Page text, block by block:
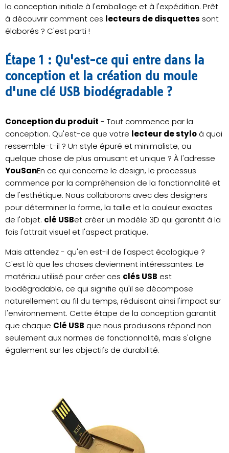
la conception initiale à l'emballage et à l'expédition. Prêt
à découvrir comment ces lecteurs de disquettes sont
élaborés ? C'est parti !
Étape 1 : Qu'est-ce qui entre dans la
conception et la création du moule
d'une clé USB biodégradable ?
Conception du produit - Tout commence par la
conception. Qu'est-ce que votre lecteur de stylo à quoi
ressemble-t-il ? Un style épuré et minimaliste, ou
quelque chose de plus amusant et unique ? À l'adresse
YouSanEn ce qui concerne le design, le processus
commence par la compréhension de la fonctionnalité et
de l'esthétique. Nous collaborons avec des designers
pour déterminer la forme, la taille et la couleur exactes
de l'objet. clé USBet créer un modèle 3D qui garantit à la
fois l'attrait visuel et l'aspect pratique.
Mais attendez - qu'en est-il de l'aspect écologique ?
C'est là que les choses deviennent intéressantes. Le
matériau utilisé pour créer ces clés USB est
biodégradable, ce qui signifie qu'il se décompose
naturellement au fil du temps, réduisant ainsi l'impact sur
l'environnement. Cette étape de la conception garantit
que chaque Clé USB que nous produisons répond non
seulement aux normes de fonctionnalité, mais s'aligne
également sur les objectifs de durabilité.